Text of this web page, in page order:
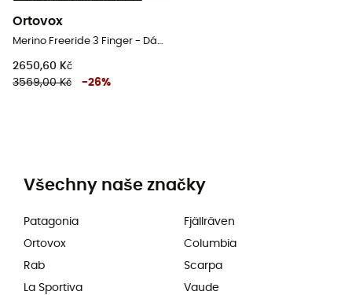
Ortovox
Merino Freeride 3 Finger - Dámské Lyžařské rukavice
2650,60 Kč
3569,00 Kč
-26%
Všechny naše značky
Patagonia
Ortovox
Rab
La Sportiva
Fjällräven
Columbia
Scarpa
Vaude